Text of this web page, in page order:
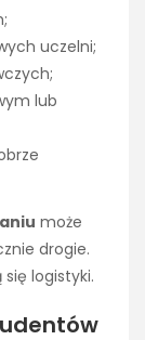
uczelni;
lub
może
drogie.
logistyki.